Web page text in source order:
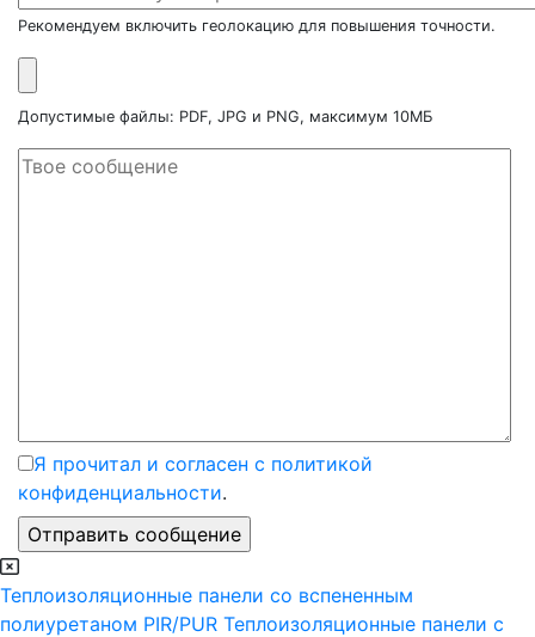
Рекомендуем включить геолокацию для повышения точности.
Допустимые файлы: PDF, JPG и PNG, максимум 10МБ
Я прочитал и согласен с политикой
конфиденциальности.
Теплоизоляционные панели со вспененным
полиуретаном PIR/PUR Теплоизоляционные панели с